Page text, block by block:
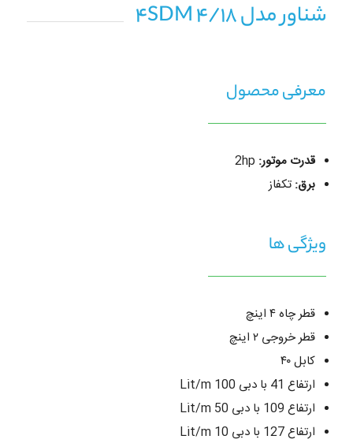
شناور مدل 4SDM 4/18
معرفی محصول
قدرت موتور:
برق: تکفاز
ویژگی ها
قطر چاه ۴ اینچ
قطر خروجی ۲ اینچ
کابل ۴۰
ارتفاع 41 با دبی 100 Lit/m
ارتفاع 109 با دبی 50 Lit/m
ارتفاع 127 با دبی 10 Lit/m